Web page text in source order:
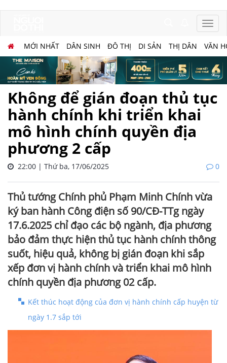
MỚI NHẤT DÂN SINH ĐÔ THỊ DI SẢN THỊ DÂN VĂN
Không để gián đoạn thủ tục
hành chính khi triển khai
mô hình chính quyền địa
phương 2 cấp
22:00 | Thứ ba, 17/06/2025 0
Thủ tướng Chính phủ Phạm Minh Chính vừa
ký ban hành Công điện số 90/CĐ-TTg ngày
17.6.2025 chỉ đạo các bộ ngành, địa phương
bảo đảm thực hiện thủ tục hành chính thông
suốt, hiệu quả, không bị gián đoạn khi sắp
xếp đơn vị hành chính và triển khai mô hình
chính quyền địa phương 02 cấp.
Kết thúc hoạt động của đơn vị hành chính cấp huyện từ
ngày 1.7 sắp tới